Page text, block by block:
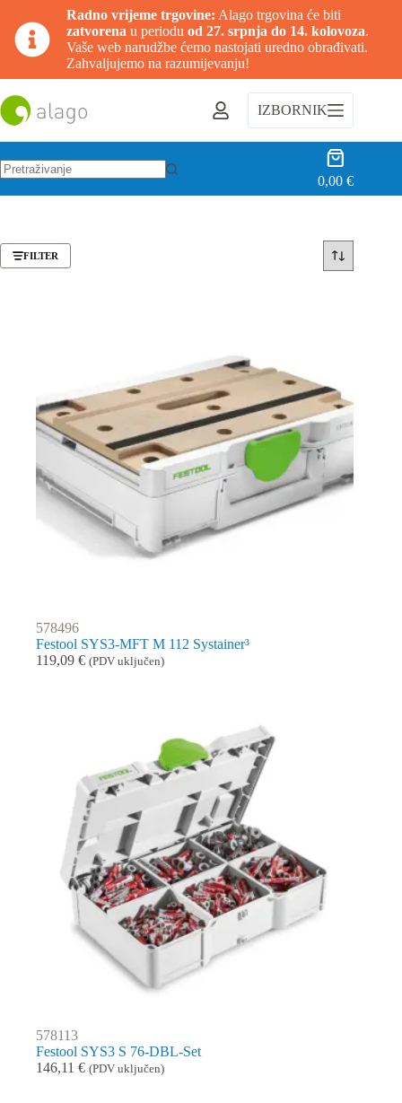
Radno vrijeme trgovine: Alago trgovina će biti
zatvorena u periodu od 27. srpnja do 14. kolovoza.
Vaše web narudžbe ćemo nastojati uredno obrađivati.
Zahvaljujemo na razumijevanju!
na
sadržaj
IZBORNIK
Košarica
0,00€
FILTER
578496
Festool SYS3-MFT M 112 Systainer³
119,09 € (PDV uključen)
578113
Festool SYS3 S 76-DBL-Set
146,11 € (PDV uključen)